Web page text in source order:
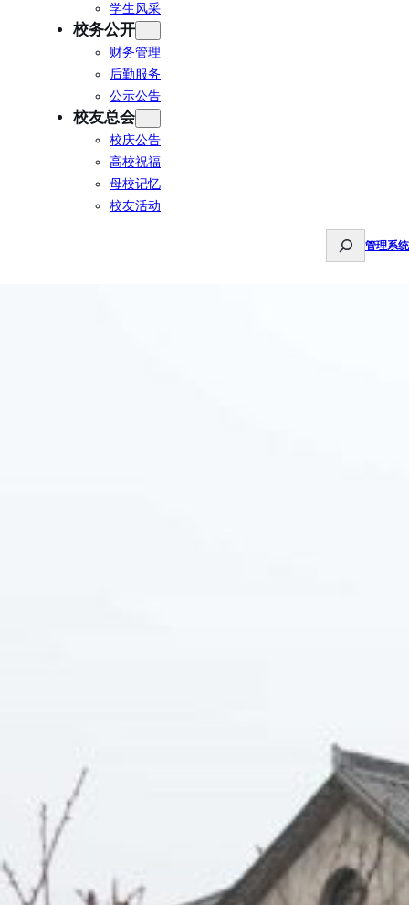
学生风采
校务公开
财务管理
后勤服务
公示公告
校友总会
校庆公告
高校祝福
母校记忆
校友活动
e
管理系统